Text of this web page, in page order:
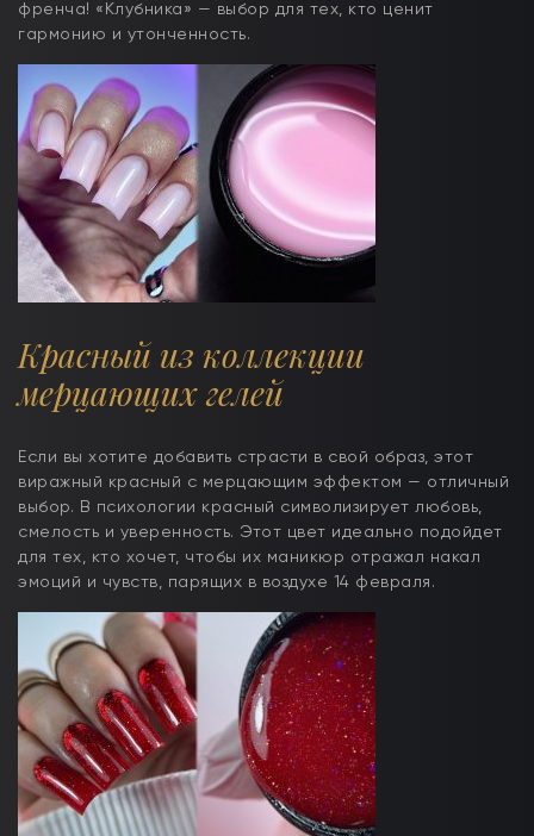
френча! «Клубника» — выбор для тех, кто ценит
гармонию и утонченность.
Красный из коллекции
мерцающих гелей
Если вы хотите добавить страсти в свой образ, этот
виражный красный с мерцающим эффектом — отличный
выбор. В психологии красный символизирует любовь,
смелость и уверенность. Этот цвет идеально подойдет
для тех, кто хочет, чтобы их маникюр отражал накал
эмоций и чувств, парящих в воздухе 14 февраля.